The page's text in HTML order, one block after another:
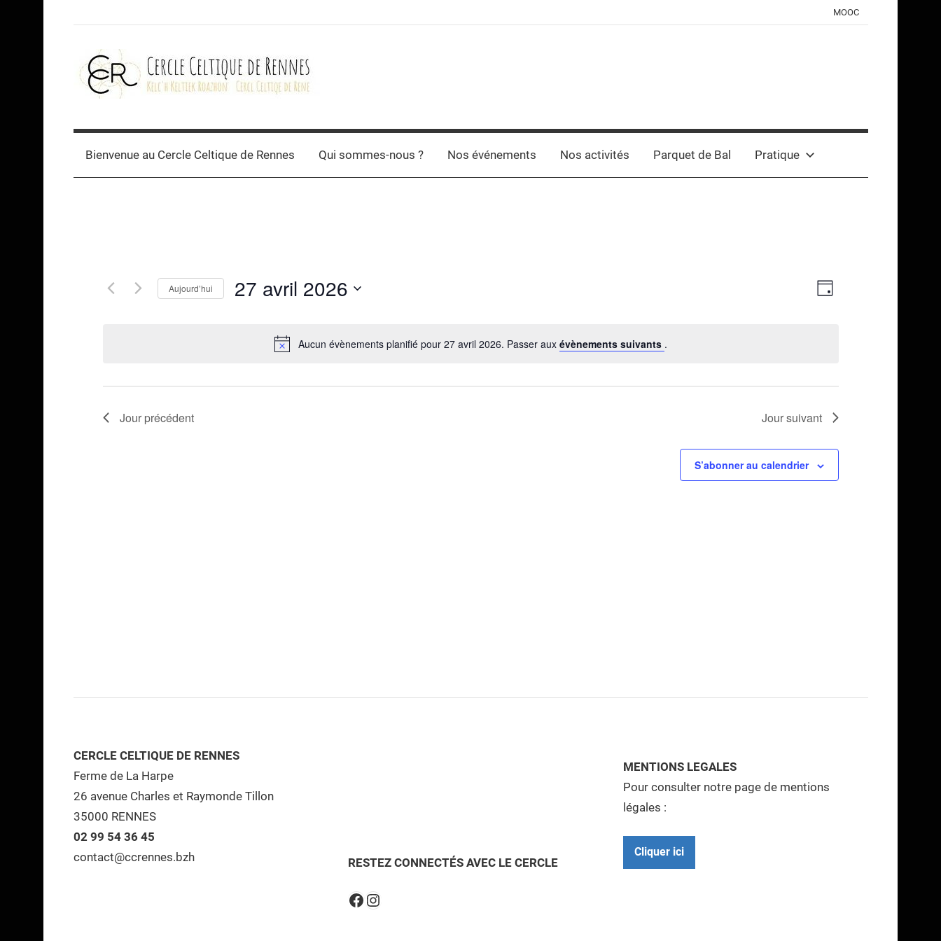
MOOC
Cercle
celtique
Bienvenue au Cercle Celtique de Rennes Qui sommes-nous ? Nos événements Nos activités Parquet de Bal Pratique
Aucun évènements planifié pour 27 avril 2026. Passer aux évènements suivants .
Navigation
Navigation
Jour
Aujourd’hui 27 avril 2026
Jour précédent Jour suivant
S’abonner au calendrier
CERCLE CELTIQUE DE RENNES
Ferme de La Harpe
26 avenue Charles et Raymonde Tillon
35000 RENNES
02 99 54 36 45
contact@ccrennes.bzh
RESTEZ CONNECTÉS AVEC LE CERCLE
Facebook
Instagram
MENTIONS LEGALES
Pour consulter notre page de mentions
légales :
Cliquer ici